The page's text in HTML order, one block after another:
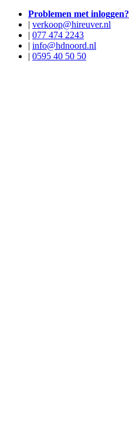
Problemen met inloggen?
| verkoop@hireuver.nl
| 077 474 2243
| info@hdnoord.nl
| 0595 40 50 50